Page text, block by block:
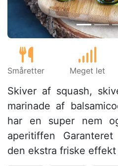
Småretter Meget let
Skiver af squash,
marinade af
har en super nem
aperitiffen
den ekstra friske